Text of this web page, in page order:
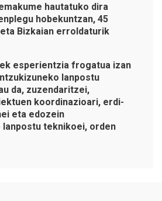
hautatuko dira
hobekuntzan, 45
Bizkaian erroldaturik
esperientzia frogatua izan
lanpostu
da, zuzendaritzei,
koordinazioari, erdi-
eta edozein
teknikoei, orden